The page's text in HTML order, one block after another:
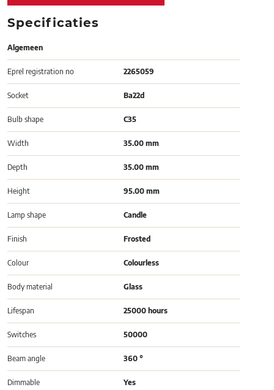
Specificaties
Algemeen
Eprel registration no 2265059
Socket Ba22d
Bulb shape C35
Width 35.00 mm
Depth 35.00 mm
Height 95.00 mm
Lamp shape Candle
Finish Frosted
Colour Colourless
Body material Glass
Lifespan 25000 hours
Switches 50000
Beam angle 360 °
Dimmable Yes